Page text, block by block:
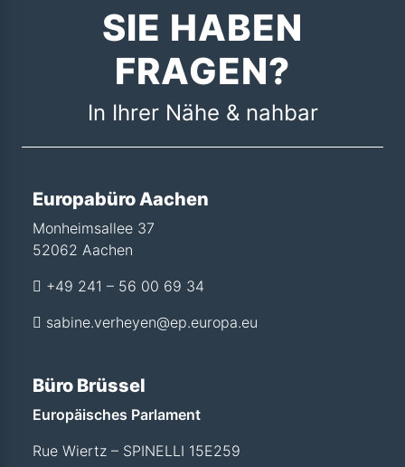
SIE HABEN
FRAGEN?
In Ihrer Nähe & nahbar
Europabüro Aachen
Monheimsallee 37
52062 Aachen
+49 241 – 56 00 69 34
sabine.verheyen@ep.europa.eu
Büro Brüssel
Europäisches Parlament
Rue Wiertz – SPINELLI 15E259